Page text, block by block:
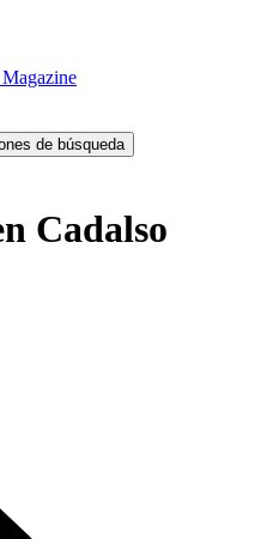
Magazine
de búsqueda
Cadalso